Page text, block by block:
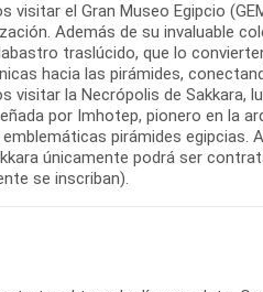
visitar el Gran Museo Egipcio
Además de su invaluable
traslúcido, que lo
hacia las pirámides,
visitar la Necrópolis de Sakkara,
por Imhotep, pionero en la
pirámides
únicamente podrá ser
se inscriban).